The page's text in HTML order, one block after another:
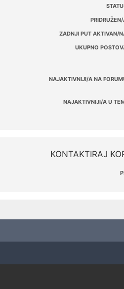
ZADNJI PUT AKTIVAN/
UKUPNO
NAJAKTIVNIJI/A NA
NAJAKTIVNIJI/A U
KONTAKTIRAJ